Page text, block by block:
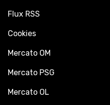
Flux RSS
Cookies
Mercato OM
Mercato PSG
Mercato OL